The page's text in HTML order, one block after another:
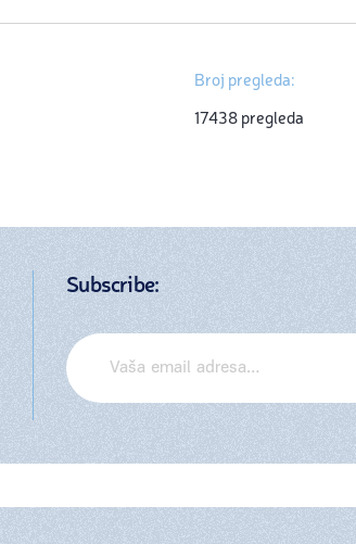
Broj pregleda:
17438 pregleda
Subscribe: